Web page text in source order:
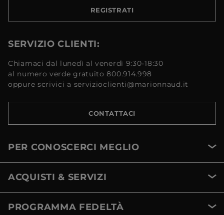
REGISTRATI
SERVIZIO CLIENTI:
Chiamaci dal lunedì al venerdì 9:30-18:30
al numero verde gratuito 800.914.998
oppure scrivici a servizioclienti@marionnaud.it
CONTATTACI
PER CONOSCERCI MEGLIO
ACQUISTI & SERVIZI
PROGRAMMA FEDELTÀ